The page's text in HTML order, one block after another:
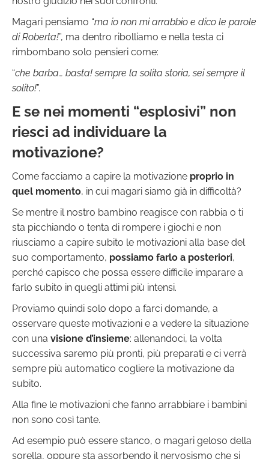
Magari pensiamo “ma io non mi arrabbio e dico le parole
di Roberta!”, ma dentro ribolliamo e nella testa ci
rimbombano solo pensieri come:
“che barba… basta! sempre la solita storia, sei sempre il
solito!”.
E se nei momenti “esplosivi” non
riesci ad individuare la
motivazione?
Come facciamo a capire la motivazione proprio in
quel momento, in cui magari siamo già in difficoltà?
Se mentre il nostro bambino reagisce con rabbia o ti
sta picchiando o tenta di rompere i giochi e non
riusciamo a capire subito le motivazioni alla base del
suo comportamento, possiamo farlo a posteriori,
perché capisco che possa essere difficile imparare a
farlo subito in quegli attimi più intensi.
Proviamo quindi solo dopo a farci domande, a
osservare queste motivazioni e a vedere la situazione
con una visione d’insieme: allenandoci, la volta
successiva saremo più pronti, più preparati e ci verrà
sempre più automatico cogliere la motivazione da
subito.
Alla fine le motivazioni che fanno arrabbiare i bambini
non sono così tante.
Ad esempio può essere stanco, o magari geloso della
sorella, oppure sta assorbendo il nervosismo che si